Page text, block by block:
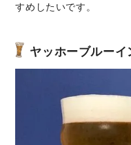
すめしたいです。
ヤッホーブルーイ